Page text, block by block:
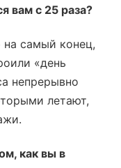
вам с 25 раза?
самый конец,
«день
непрерывно
летают,
как вы в